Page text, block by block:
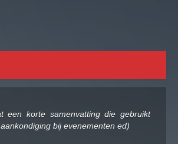
een korte samenvatting die gebruikt
bij evenementen ed)